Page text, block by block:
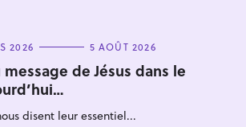
2026 5 AOÛT 2026
message de Jésus dans le
disent leur essentiel...